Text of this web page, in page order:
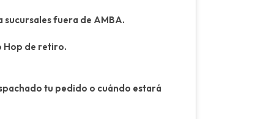
sucursales fuera de AMBA.
Hop de retiro.
tu pedido o cuándo estará